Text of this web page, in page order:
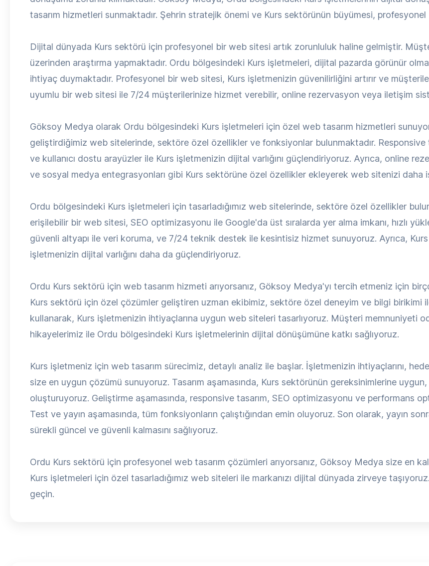
tasarım hizmetleri sunmaktadır. Şehrin stratejik önemi ve Kurs sektörünün büyümesi,
Dijital dünyada Kurs sektörü için profesyonel bir web sitesi artık zorunluluk haline gelmiştir.
üzerinden araştırma yapmaktadır. Ordu bölgesindeki Kurs işletmeleri, dijital pazarda görünür
ihtiyaç duymaktadır. Profesyonel bir web sitesi, Kurs işletmenizin güvenilirliğini artırır ve
uyumlu bir web sitesi ile 7/24 müşterilerinize hizmet verebilir, online rezervasyon veya iletişim
Göksoy Medya olarak Ordu bölgesindeki Kurs işletmeleri için özel web tasarım hizmetleri
geliştirdiğimiz web sitelerinde, sektöre özel özellikler ve fonksiyonlar bulunmaktadır. Responsive
ve kullanıcı dostu arayüzler ile Kurs işletmenizin dijital varlığını güçlendiriyoruz. Ayrıca, online
ve sosyal medya entegrasyonları gibi Kurs sektörüne özel özellikler ekleyerek web sitenizi daha
Ordu bölgesindeki Kurs işletmeleri için tasarladığımız web sitelerinde, sektöre özel özellikler
erişilebilir bir web sitesi, SEO optimizasyonu ile Google'da üst sıralarda yer alma imkanı, hızlı
güvenli altyapı ile veri koruma, ve 7/24 teknik destek ile kesintisiz hizmet sunuyoruz. Ayrıca,
işletmenizin dijital varlığını daha da güçlendiriyoruz.
Ordu Kurs sektörü için web tasarım hizmeti arıyorsanız, Göksoy Medya'yı tercih etmeniz için
Kurs sektörü için özel çözümler geliştiren uzman ekibimiz, sektöre özel deneyim ve bilgi birikimi
kullanarak, Kurs işletmenizin ihtiyaçlarına uygun web siteleri tasarlıyoruz. Müşteri memnuniyeti
hikayelerimiz ile Ordu bölgesindeki Kurs işletmelerinin dijital dönüşümüne katkı sağlıyoruz.
Kurs işletmeniz için web tasarım sürecimiz, detaylı analiz ile başlar. İşletmenizin ihtiyaçlarını,
size en uygun çözümü sunuyoruz. Tasarım aşamasında, Kurs sektörünün gereksinimlerine
oluşturuyoruz. Geliştirme aşamasında, responsive tasarım, SEO optimizasyonu ve performans
Test ve yayın aşamasında, tüm fonksiyonların çalıştığından emin oluyoruz. Son olarak, yayın
sürekli güncel ve güvenli kalmasını sağlıyoruz.
Ordu Kurs sektörü için profesyonel web tasarım çözümleri arıyorsanız, Göksoy Medya size en
Kurs işletmeleri için özel tasarladığımız web siteleri ile markanızı dijital dünyada zirveye
geçin.